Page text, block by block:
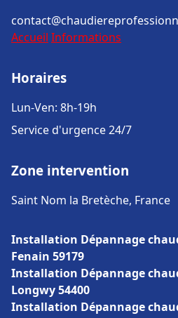
Accueil Informations
Horaires
Lun-Ven: 8h-19h
Service d'urgence 24/7
Zone intervention
Saint Nom la Bretèche, France
Installation Dépannage
Fenain 59179
Installation Dépannage
Longwy 54400
Installation Dépannage